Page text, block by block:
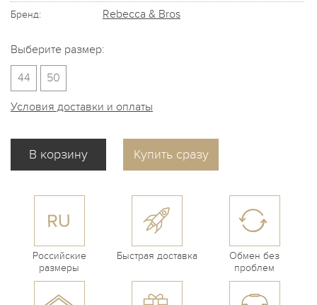
Бренд: Rebecca & Bros
Выберите размер:
44
50
Условия доставки и оплаты
Купить сразу
Российские
размеры
Быстрая доставка
Обмен без
проблем